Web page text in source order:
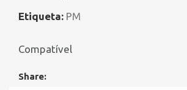
Etiqueta: PM
Compatível
Share: